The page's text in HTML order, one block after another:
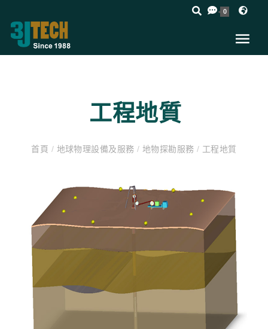
0
工程地質
首頁 / 地球物理設備及服務 / 地物探勘服務/ 工程地質